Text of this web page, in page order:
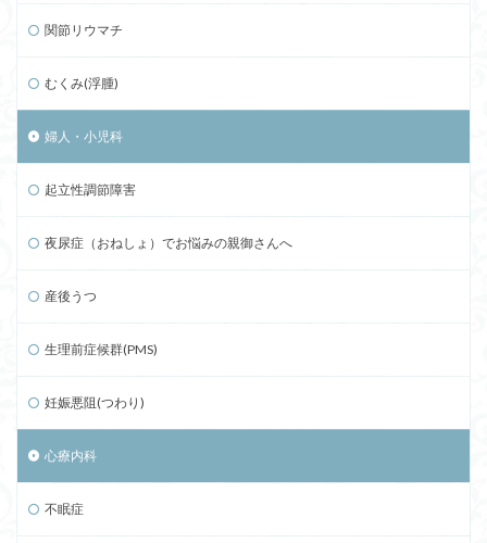
関節リウマチ
むくみ(浮腫)
婦人・小児科
起立性調節障害
夜尿症（おねしょ）でお悩みの親御さんへ
産後うつ
生理前症候群(PMS)
妊娠悪阻(つわり)
心療内科
不眠症